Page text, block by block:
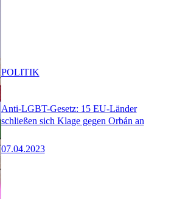
Anti-LGBT-Gesetz: 15 EU-Länder
schließen sich Klage gegen Orbán an
07.04.2023
POLITIK